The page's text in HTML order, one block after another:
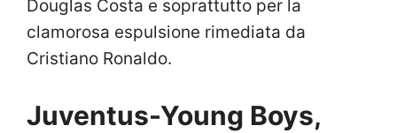
Douglas Costa e soprattutto per la
clamorosa espulsione rimediata da
Cristiano Ronaldo.
Juventus-Young Boys,